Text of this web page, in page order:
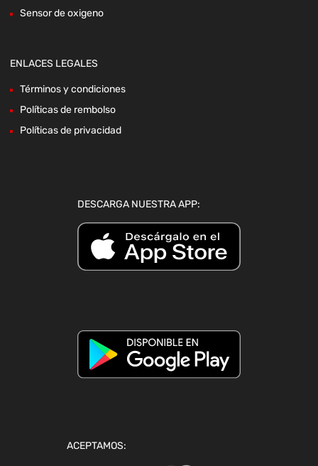
Sensor de oxigeno
ENLACES LEGALES
Términos y condiciones
Políticas de rembolso
Políticas de privacidad
DESCARGA NUESTRA APP:
ACEPTAMOS: